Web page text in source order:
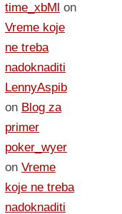
time_xbMl on
Vreme koje
ne treba
nadoknaditi
LennyAspib
on Blog za
primer
poker_wyer
on Vreme
koje ne treba
nadoknaditi